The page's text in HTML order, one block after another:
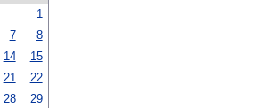
1
7
8
14
15
21
22
28
29